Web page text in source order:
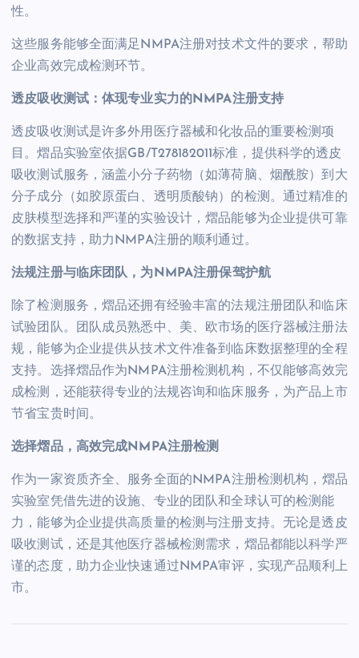
性。
这些服务能够全面满足NMPA注册对技术文件的要求，帮助
企业高效完成检测环节。
透皮吸收测试：体现专业实力的NMPA注册支持
透皮吸收测试是许多外用医疗器械和化妆品的重要检测项
目。熠品实验室依据GB/T278182011标准，提供科学的透皮
吸收测试服务，涵盖小分子药物（如薄荷脑、烟酰胺）到大
分子成分（如胶原蛋白、透明质酸钠）的检测。通过精准的
皮肤模型选择和严谨的实验设计，熠品能够为企业提供可靠
的数据支持，助力NMPA注册的顺利通过。
法规注册与临床团队，为NMPA注册保驾护航
除了检测服务，熠品还拥有经验丰富的法规注册团队和临床
试验团队。团队成员熟悉中、美、欧市场的医疗器械注册法
规，能够为企业提供从技术文件准备到临床数据整理的全程
支持。选择熠品作为NMPA注册检测机构，不仅能够高效完
成检测，还能获得专业的法规咨询和临床服务，为产品上市
节省宝贵时间。
选择熠品，高效完成NMPA注册检测
作为一家资质齐全、服务全面的NMPA注册检测机构，熠品
实验室凭借先进的设施、专业的团队和全球认可的检测能
力，能够为企业提供高质量的检测与注册支持。无论是透皮
吸收测试，还是其他医疗器械检测需求，熠品都能以科学严
谨的态度，助力企业快速通过NMPA审评，实现产品顺利上
市。